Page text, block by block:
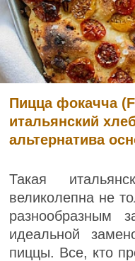
Пицца фокачча
итальянский
альтернатива
Такая
великолепна не
разнообразным
идеальной
пиццы. Все, кто